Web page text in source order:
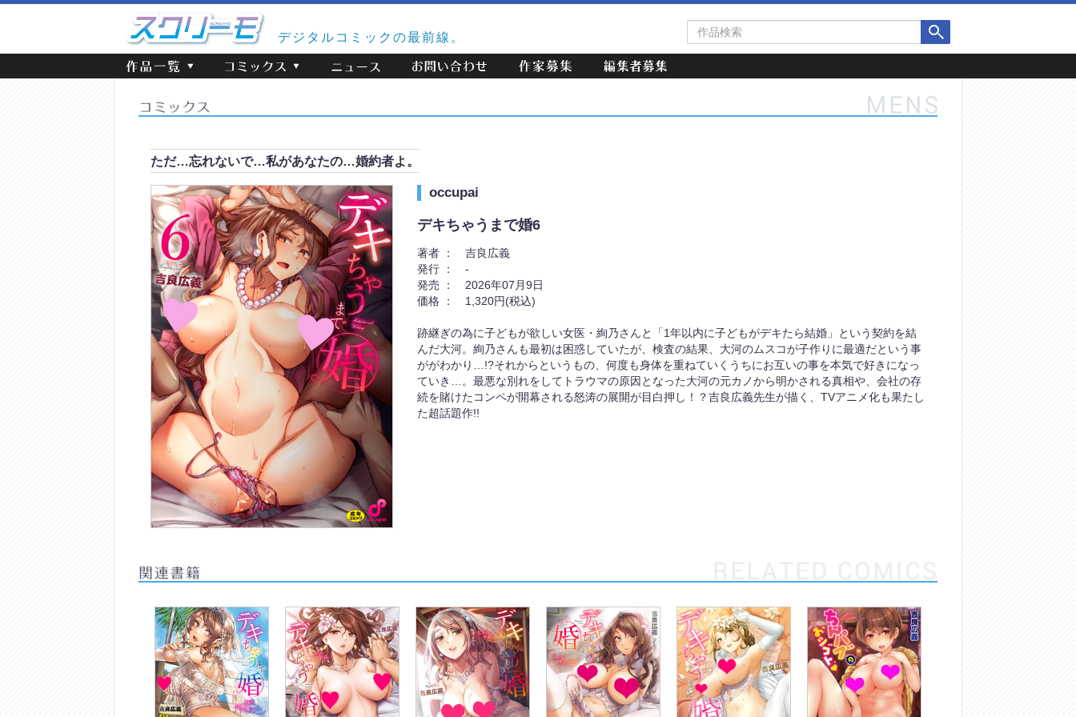
デジタルコミックの最前線。
品
ただ…忘れないで…私があなたの…婚約者よ。
occupai
デキちゃうまで婚6
著者 ：
吉良広義
発行 ：
-
発売 ：
2026年07月9日
価格 ：
1,320円(税込)
跡継ぎの為に子どもが欲しい女医・絢乃さんと「1年以内に子どもがデキたら結婚」という契約を結
んだ大河。絢乃さんも最初は困惑していたが、検査の結果、大河のムスコが子作りに最適だという事
ががわかり…!?それからというもの、何度も身体を重ねていくうちにお互いの事を本気で好きになっ
ていき…。最悪な別れをしてトラウマの原因となった大河の元カノから明かされる真相や、会社の存
続を賭けたコンペが開幕される怒涛の展開が目白押し！？吉良広義先生が描く、TVアニメ化も果たし
た超話題作!!